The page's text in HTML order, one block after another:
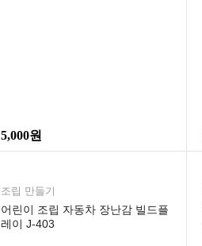
5,000원
조립 만들기
어린이 조립 자동차 장난감 빌드플
레이 J-403